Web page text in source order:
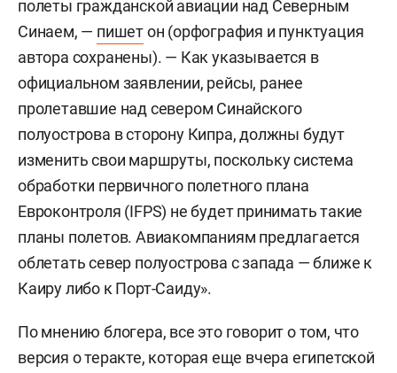
полеты гражданской авиации над Северным
Синаем, — пишетон (орфография и пунктуация
автора сохранены). — Как указывается в
официальном заявлении, рейсы, ранее
пролетавшие над севером Синайского
полуострова в сторону Кипра, должны будут
изменить свои маршруты, поскольку система
обработки первичного полетного плана
Евроконтроля (IFPS) не будет принимать такие
планы полетов. Авиакомпаниям предлагается
облетать север полуострова с запада — ближе к
Каиру либо к Порт-Саиду».
По мнению блогера, все это говорит о том, что
версия о теракте, которая еще вчера египетской